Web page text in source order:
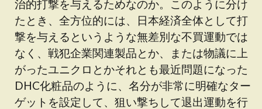
治的打撃を与えるためなのか。このように分け
たとき、全方位的には、日本経済全体として打
撃を与えるというような無差別な不買運動では
なく、戦犯企業関連製品とか、または物議に上
がったユニクロとかそれとも最近問題になった
DHC化粧品のように、名分が非常に明確なター
ゲットを設定して、狙い撃ちして退出運動を行